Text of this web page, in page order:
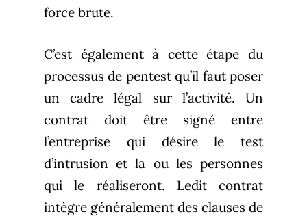
force brute.
C’est également à cette étape du
processus de pentest qu’il faut poser
un cadre légal sur l’activité. Un
contrat doit être signé entre
l’entreprise qui désire le test
d’intrusion et la ou les personnes
qui le réaliseront. Ledit contrat
intègre généralement des clauses de